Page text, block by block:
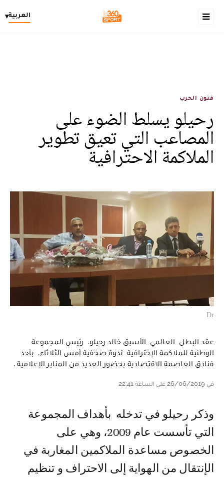
العربية▾
فنون الحرب
رحيلو يسلط الضوء على
المصاعب التي تعيق تطوير
الملاكمة الاحترافية
Dr
عقد البطل العالمي الأسبق خالد رحيلو، رئيس المجموعة
الوطنية للملاكمة الإحترافية ندوة صحفية أمس الثلاثاء، بأحد
فنادق العاصمة الاقتصادية بحضور العديد من المنابر الإعلامية .
في 26/06/2019 على الساعة 22:41
وذكر رحيلو في تدخله بأهداف المجموعة
التي تأسست عام 2009، وهي على
الخصوص مساعدة الملاكمين المغاربة في
الإنتقال من الهواية إلى الاحتراف و تنظيم